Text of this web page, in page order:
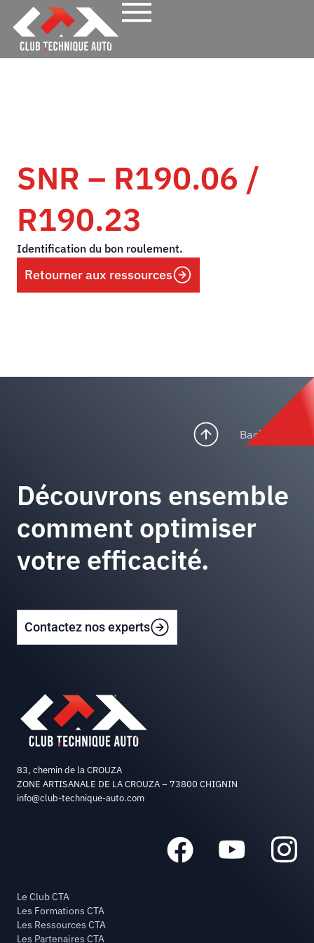
SNR – R190.06 /
R190.23
Identification du bon roulement.
Retourner aux ressources
Découvrons ensemble
comment optimiser
votre efficacité.
Contactez nos experts
Back to top
83, chemin de la CROUZA
ZONE ARTISANALE DE LA CROUZA – 73800 CHIGNIN
info@club-technique-auto.com
Le Club CTA
Les Formations CTA
Les Ressources CTA
Les Partenaires CTA